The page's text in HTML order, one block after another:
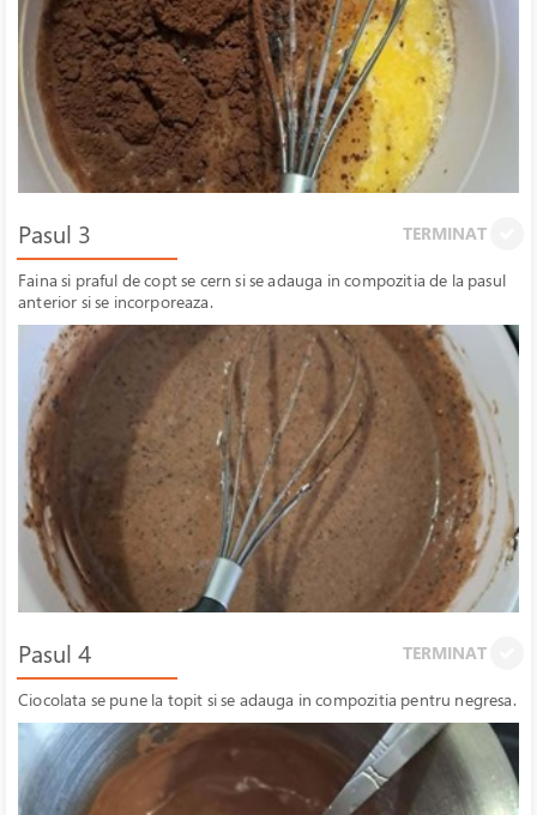
Pasul 3 TERMINAT
Faina si praful de copt se cern si se adauga in compozitia de la pasul
anterior si se incorporeaza.
Pasul 4 TERMINAT
Ciocolata se pune la topit si se adauga in compozitia pentru negresa.